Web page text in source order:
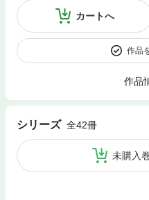
カートへ
作品
作品
シリーズ 全42冊
未購入